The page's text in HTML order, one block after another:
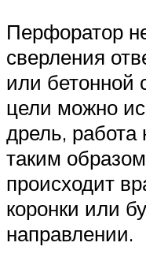
Перфоратор
сверления
или бетонной
цели можно
дрель, работа
таким
происходит
коронки или
направлении.